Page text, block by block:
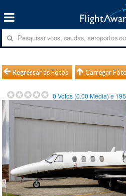
Regressar às Fotos Carregar
0 Votos (0.00 Média) e 195